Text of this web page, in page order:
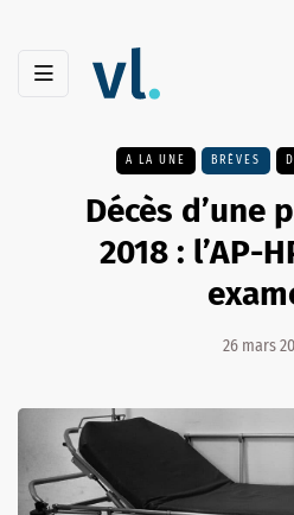
A LA UNE BRÈVES
Décès d’une
2018 : l’AP-
26 mars